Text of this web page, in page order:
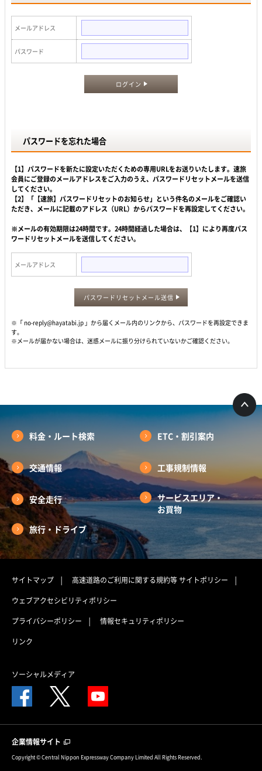
メールアドレス
パスワード
ログイン
パスワードを忘れた場合
【1】パスワードを新たに設定いただくための専用URLをお送りいたします。速旅
会員にご登録のメールアドレスをご入力のうえ、パスワードリセットメールを送信
してください。
【2】「【速旅】パスワードリセットのお知らせ」という件名のメールをご確認い
ただき、メールに記載のアドレス（URL）からパスワードを再設定してください。
※メールの有効期限は24時間です。24時間経過した場合は、【1】により再度パス
ワードリセットメールを送信してください。
メールアドレス
パスワードリセットメール送信
※「 no-reply@hayatabi.jp 」から届くメール内のリンクから、パスワードを再設定できま
す。
※メールが届かない場合は、迷惑メールに振り分けられていないかご確認ください。
料金・ルート検索 ETC・割引案内
交通情報 工事規制情報
安全走行
サービスエリア・
お買物
旅行・ドライブ
サイトマップ 高速道路のご利用に関する規約等サイトポリシー
ウェブアクセシビリティポリシー
プライバシーポリシー
情報セキュリティポリシー
リンク
ソーシャルメディア
企業情報サイト
Copyright © Central Nippon Expressway Company Limited All Rights Reserved.